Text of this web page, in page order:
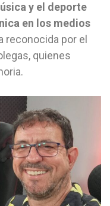
y el deporte
en los medios
reconocida por el
quienes